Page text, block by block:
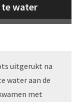
te water
uitgerukt na
water aan de
met